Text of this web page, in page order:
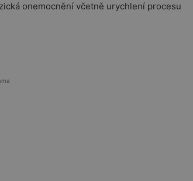
onemocnění včetně urychlení procesu